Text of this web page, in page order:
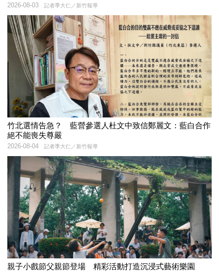
記者季大仁／新竹報導
2026-08-03
竹北選情告急？ 藍營參選人杜文中致信鄭麗文：藍白合作
絕不能喪失尊嚴
記者季大仁／新竹報導
2026-08-04
親子小戲節父親節登場 精彩活動打造沉浸式藝術樂園